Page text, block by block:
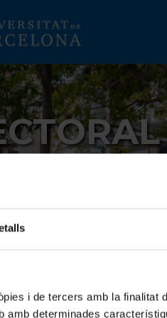
i de tercers amb la finalitat
determinades
i d'Estudis Anglesos
d'Estudis